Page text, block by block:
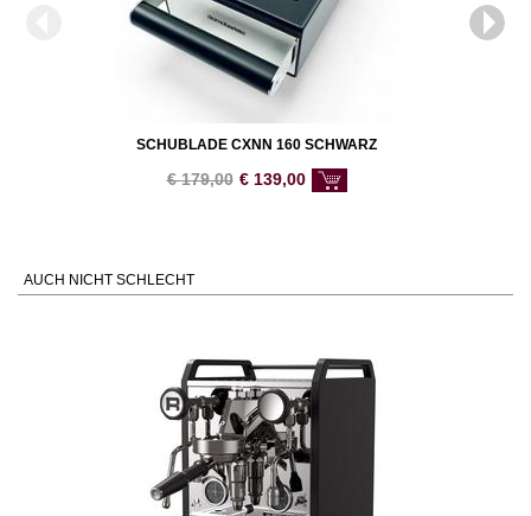
SCHUBLADE CXNN 160 SCHWARZ
€179,00 € 139,00
AUCH NICHT SCHLECHT